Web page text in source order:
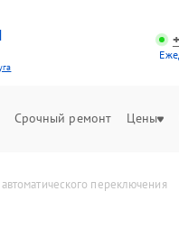
Срочный ремонт Цены
переключения